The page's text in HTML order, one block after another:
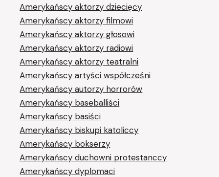
Amerykańscy aktorzy dziecięcy
Amerykańscy aktorzy filmowi
Amerykańscy aktorzy głosowi
Amerykańscy aktorzy radiowi
Amerykańscy aktorzy teatralni
Amerykańscy artyści współcześni
Amerykańscy autorzy horrorów
Amerykańscy baseballiści
Amerykańscy basiści
Amerykańscy biskupi katoliccy
Amerykańscy bokserzy
Amerykańscy duchowni protestanccy
Amerykańscy dyplomaci